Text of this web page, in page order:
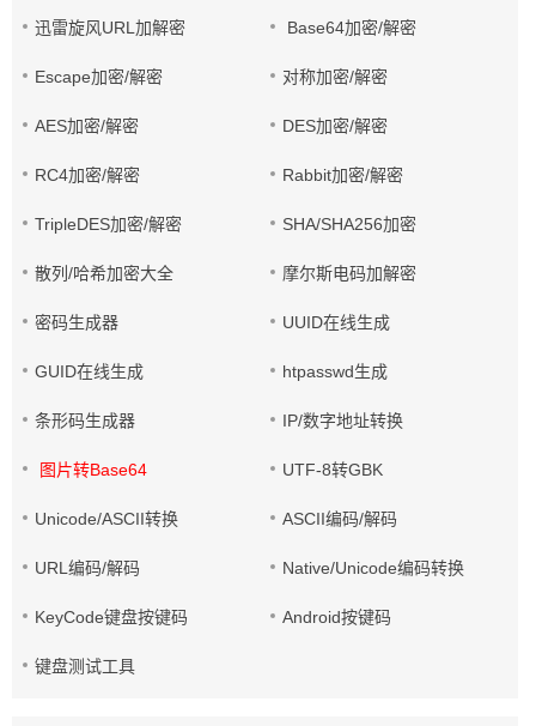
迅雷旋风URL加解密 Base64加密/解密
Escape加密/解密 对称加密/解密
AES加密/解密 DES加密/解密
RC4加密/解密 Rabbit加密/解密
TripleDES加密/解密 SHA/SHA256加密
散列/哈希加密大全 摩尔斯电码加解密
密码生成器 UUID在线生成
GUID在线生成 htpasswd生成
条形码生成器 IP/数字地址转换
图片转Base64 UTF-8转GBK
Unicode/ASCII转换 ASCII编码/解码
URL编码/解码 Native/Unicode编码转换
KeyCode键盘按键码 Android按键码
键盘测试工具